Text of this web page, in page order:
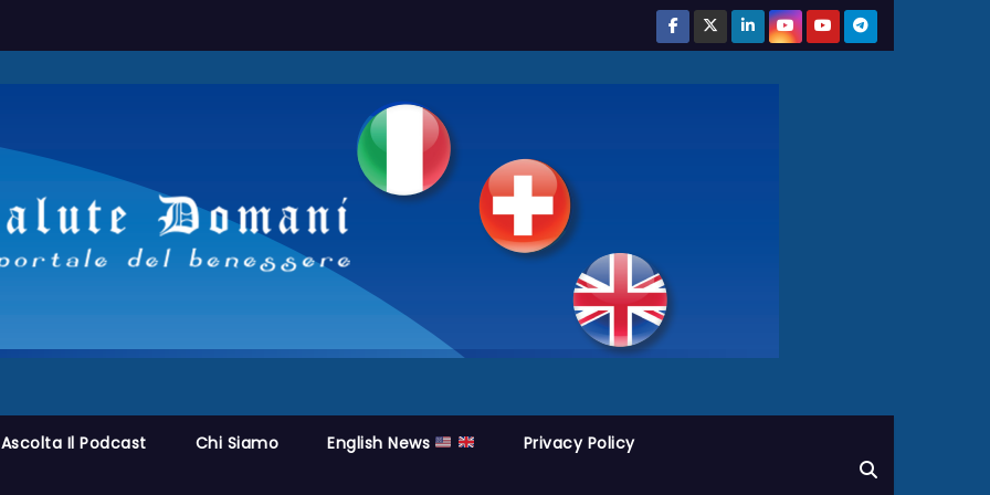
Ascolta Il Podcast Chi Siamo English News Privacy Policy